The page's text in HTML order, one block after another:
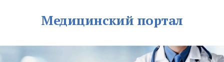
Медицинский портал